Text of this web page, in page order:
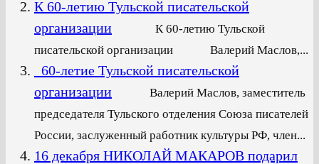
К 60-летию Тульской писательской
организации
К 60-летию Тульской
писательской организации Валерий Маслов,...
60-летие Тульской писательской
организации
Валерий Маслов, заместитель
председателя Тульского отделения Союза писателей
России, заслуженный работник культуры РФ, член...
16 декабря НИКОЛАЙ МАКАРОВ подарил